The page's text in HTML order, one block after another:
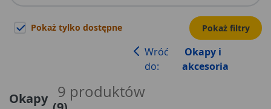
Pokaż tylko dostępne Pokaż filtry
Wróć
do:
Okapy i
akcesoria
Okapy 9 produktów